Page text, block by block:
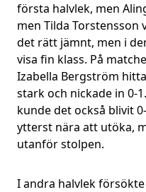
första halvlek, men
men Tilda Torstensson
det rätt jämnt, men i
visa fin klass. På
Izabella Bergström
stark och nickade in 0-
kunde det också blivit
ytterst nära att utöka,
utanför stolpen.
I andra halvlek